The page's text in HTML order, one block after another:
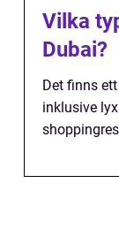
Vilka
Dubai?
Det finns
inklusive